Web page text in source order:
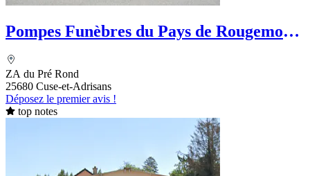
Pompes Funèbres du Pays de Rougemont
ZA du Pré Rond
25680 Cuse-et-Adrisans
Déposez le premier avis !
top notes